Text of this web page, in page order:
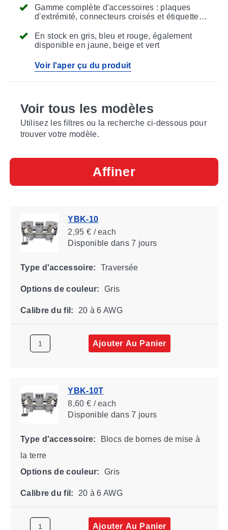
Gamme complète d'accessoires : plaques
d'extrémité, connecteurs croisés et étiquettes
En stock en gris, bleu et rouge, également
disponible en jaune, beige et vert
Voir l'aper çu du produit
Voir tous les modèles
Utilisez les filtres ou la recherche ci-dessous pour
trouver votre modèle.
Affiner
YBK-10
2,95 € / each
Disponibledans 7 jours
Type d'accessoire: Traversée
Options de couleur: Gris
Calibre du fil: 20 à 6 AWG
Ajouter Au Panier
YBK-10T
8,60 € / each
Disponibledans 7 jours
Type d'accessoire:
Blocs de bornes de mise à
la terre
Options de couleur:
Gris
Calibre du fil: 20 à 6 AWG
Ajouter Au Panier